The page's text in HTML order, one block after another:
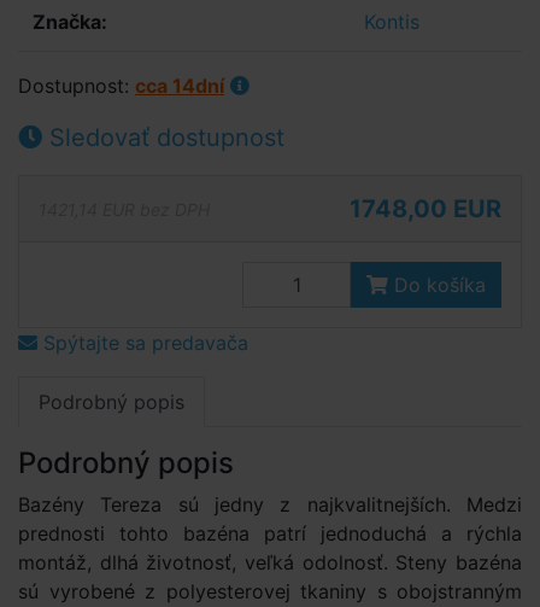
Značka: Kontis
Dostupnost: cca 14dní
Sledovať dostupnost
1748,00 EUR
Do košíka
Spýtajte sa predavača
Podrobný popis
Podrobný popis
Bazény Tereza sú jedny z najkvalitnejších. Medzi
prednosti tohto bazéna patrí jednoduchá a rýchla
montáž, dlhá životnosť, veľká odolnosť. Steny bazéna
sú vyrobené z polyesterovej tkaniny s obojstranným